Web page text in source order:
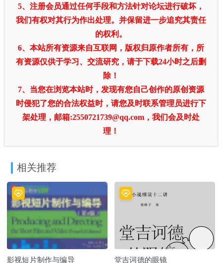
5、注册会员通过任何手段和方法针对论坛进行破坏，
我们有权对其行为作出处理。并保留进一步追究其责任
的权利。
6、本站所有资源来自互联网，版权归原作者所有，所
有资源仅供于学习、交流研究，请于下载24小时之后删
除！
7、当您在浏览本站时，发现有您自己创作的原创资源
时侵犯了您的合法权益时，请您及时联系管理员进行下
架处理，邮箱:2550721739@qq.com，我们会及时处
理！
相关推荐
影视短片制作与编导 堂吉诃德的眼镜